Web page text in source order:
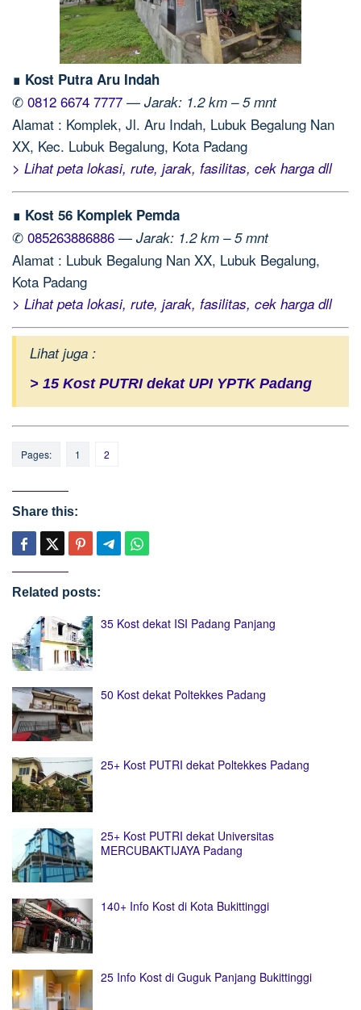
∎ Kost Putra Aru Indah
✆ 0812 6674 7777 — Jarak: 1.2 km – 5 mnt
Alamat : Komplek, Jl. Aru Indah, Lubuk Begalung Nan
XX, Kec. Lubuk Begalung, Kota Padang
> Lihat peta lokasi, rute, jarak, fasilitas, cek harga dll
∎ Kost 56 Komplek Pemda
✆ 085263886886 — Jarak: 1.2 km – 5 mnt
Alamat : Lubuk Begalung Nan XX, Lubuk Begalung,
Kota Padang
> Lihat peta lokasi, rute, jarak, fasilitas, cek harga dll
Lihat juga :
> 15 Kost PUTRI dekat UPI YPTK Padang
Pages: 1 2
Share this:
Related posts:
35 Kost dekat ISI Padang Panjang
50 Kost dekat Poltekkes Padang
25+ Kost PUTRI dekat Poltekkes Padang
25+ Kost PUTRI dekat Universitas
MERCUBAKTIJAYA Padang
140+ Info Kost di Kota Bukittinggi
25 Info Kost di Guguk Panjang Bukittinggi